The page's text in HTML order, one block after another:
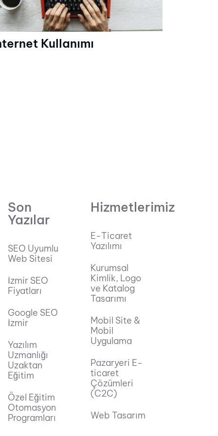
Kullanımı
Son
Yazılar
SEO Uyumlu
Web Sitesi
İzmir SEO
Fiyatları
Google SEO
İzmir
Yazılım
Uzmanlığı
Uzaktan
Eğitim
Özel Eğitim
Otomasyon
Programları
Hizmetlerimiz
E-Ticaret
Yazılımı
Kurumsal
Kimlik, Logo
ve Katalog
Tasarımı
Mobil Site &
Mobil
Uygulama
Pazaryeri E-
ticaret
Çözümleri
(C2C)
Web Tasarım